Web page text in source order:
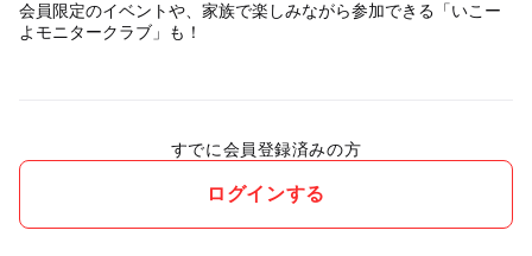
会員限定のイベントや、家族で楽しみながら参加できる「いこー
よモニタークラブ」も！
すでに会員登録済みの方
ログインする